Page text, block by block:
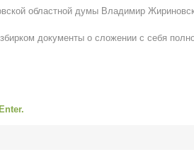
областной думы Владимир
документы о сложении с себя